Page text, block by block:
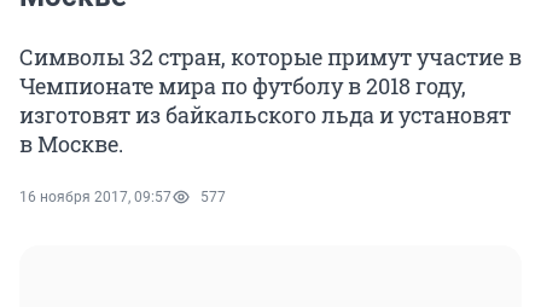
Символы 32 стран, которые примут участие в
Чемпионате мира по футболу в 2018 году,
изготовят из байкальского льда и установят
в Москве.
16 ноября 2017, 09:57 577